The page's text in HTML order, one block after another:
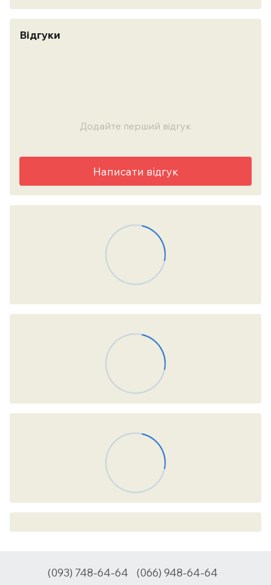
Відгуки
Додайте перший відгук
Написати відгук
(093) 748-64-64 (066) 948-64-64